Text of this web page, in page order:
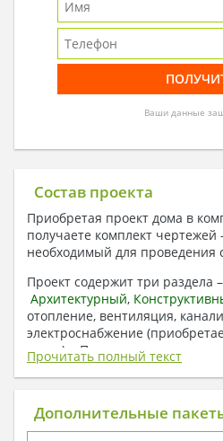
Ваши данные
Состав проекта
Приобретая проект дома в
получаете комплект чертежей
необходимый для проведения
Проект содержит три раздела –
Архитектурный,
отопление, вентиляция,
электроснабжение
плату) + Пояснительная записка.
1. Архитектурный раздел:
Общие данные по
Прочитать полный текст
Дополнительные